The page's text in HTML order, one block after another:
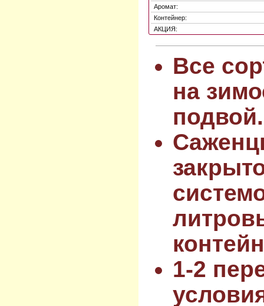
Аромат:
Контейнер:
АКЦИЯ:
Все
на
подвой.
1-2